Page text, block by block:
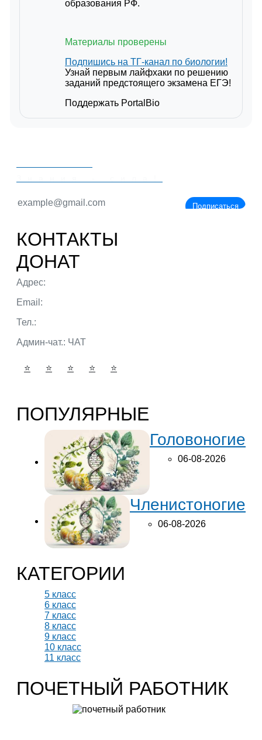
образования РФ.
Материалы проверены
Подпишись на ТГ-канал по биологии!
Узнай первым лайфхаки по решению
заданий предстоящего экзамена ЕГЭ!
Поддержать PortalBio
Подписаться
КОНТАКТЫ
ДОНАТ
Адрес:
Email:
Тел.:
Админ-чат.: ЧАТ
⭐ ⭐ ⭐ ⭐ ⭐
ПОПУЛЯРНЫЕ
Головоногие
06-08-2026
Членистоногие
06-08-2026
КАТЕГОРИИ
5 класс
6 класс
7 класс
8 класс
9 класс
10 класс
11 класс
ПОЧЕТНЫЙ РАБОТНИК